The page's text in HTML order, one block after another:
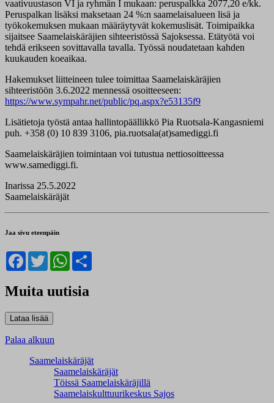
vaativuustason VI ja ryhmän I mukaan: peruspalkka 2077,20 e/kk.
Peruspalkan lisäksi maksetaan 24 %:n saamelaisalueen lisä ja
työkokemuksen mukaan määräytyvät kokemuslisät. Toimipaikka
sijaitsee Saamelaiskäräjien sihteeristössä Sajoksessa. Etätyötä voi
tehdä erikseen sovittavalla tavalla. Työssä noudatetaan kahden
kuukauden koeaikaa.
Hakemukset liitteineen tulee toimittaa Saamelaiskäräjien
sihteeristöön 3.6.2022 mennessä osoitteeseen:
https://www.sympahr.net/public/pq.aspx?e53135f9
Lisätietoja työstä antaa hallintopäällikkö Pia Ruotsala-Kangasniemi
puh. +358 (0) 10 839 3106, pia.ruotsala(at)samediggi.fi
Saamelaiskäräjien toimintaan voi tutustua nettiosoitteessa
www.samediggi.fi.
Inarissa 25.5.2022
Saamelaiskäräjät
Jaa sivu eteenpäin
Facebook
TwitterWhatsApp
Muita uutisia
Palaa alkuun
Saamelaiskäräjät
Saamelaiskäräjät
Töissä Saamelaiskäräjillä
Saamelaiskulttuuri­keskus Sajos